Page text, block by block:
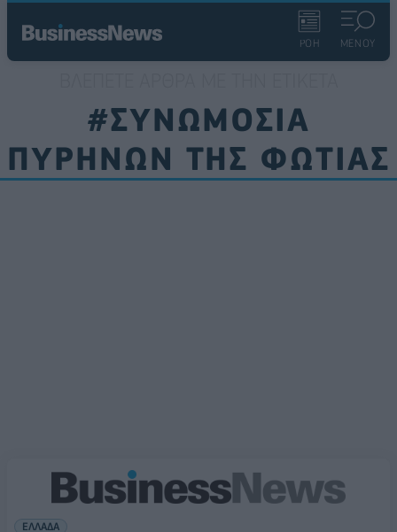
ΡΟΗ ΜΕΝΟΥ
#ΣΥΝΩΜΟΣΙΑ
ΠΥΡΗΝΩΝ ΤΗΣ ΦΩΤΙΑΣ
ΕΛΛΑΔΑ